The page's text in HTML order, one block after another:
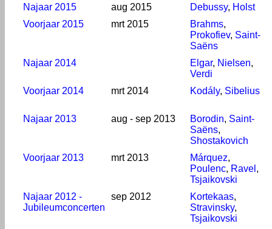
Najaar 2015
aug 2015 Debussy, Holst
Voorjaar 2015
mrt 2015 Brahms,
Prokofiev, Saint-
Saëns
Najaar 2014
Elgar, Nielsen,
Verdi
Voorjaar 2014
mrt 2014 Kodály, Sibelius
Najaar 2013 aug - sep 2013 Borodin, Saint-
Saëns,
Shostakovich
Voorjaar 2013
mrt 2013 Márquez,
Poulenc, Ravel ,
Tsjaikovski
Najaar 2012 -
Jubileumconcerten
sep 2012 Kortekaas,
Stravinsky,
Tsjaikovski